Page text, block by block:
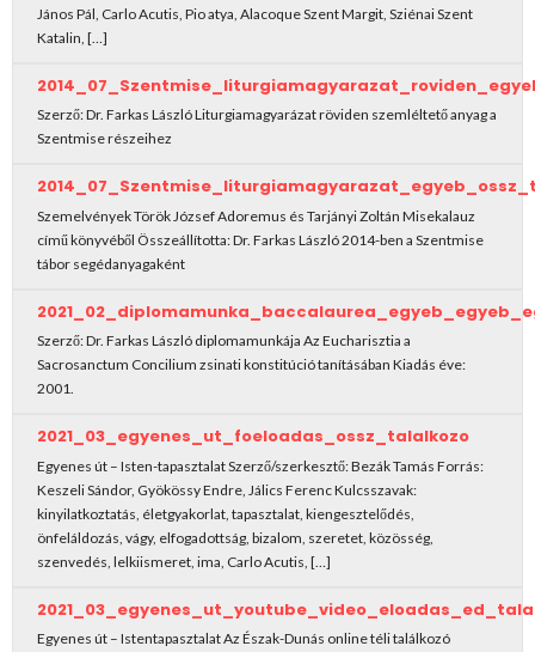
János Pál, Carlo Acutis, Pio atya, Alacoque Szent Margit, Sziénai Szent
Katalin, […]
Szerző: Dr. Farkas László Liturgiamagyarázat röviden szemléltető anyag a
Szentmise részeihez
Szemelvények Török József Adoremus és Tarjányi Zoltán Misekalauz
című könyvéből Összeállította: Dr. Farkas László 2014-ben a Szentmise
tábor segédanyagaként
Szerző: Dr. Farkas László diplomamunkája Az Eucharisztia a
Sacrosanctum Concilium zsinati konstitúció tanításában Kiadás éve:
2001.
2021_03_egyenes_ut_foeloadas_ossz_talalkozo
Egyenes út – Isten-tapasztalat Szerző/szerkesztő: Bezák Tamás Forrás:
Keszeli Sándor, Gyökössy Endre, Jálics Ferenc Kulcsszavak:
kinyilatkoztatás, életgyakorlat, tapasztalat, kiengesztelődés,
önfeláldozás, vágy, elfogadottság, bizalom, szeretet, közösség,
szenvedés, lelkiismeret, ima, Carlo Acutis, […]
Egyenes út – Istentapasztalat Az Észak-Dunás online téli találkozó